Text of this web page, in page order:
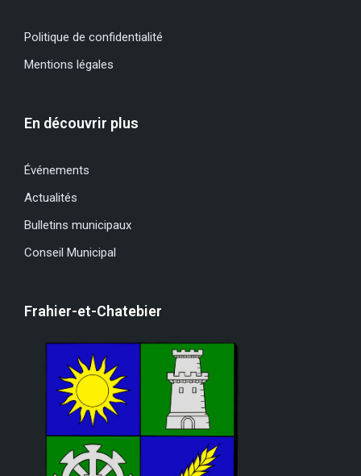
Politique de confidentialité
Mentions légales
En découvrir plus
Événements
Actualités
Bulletins municipaux
Conseil Municipal
Frahier-et-Chatebier